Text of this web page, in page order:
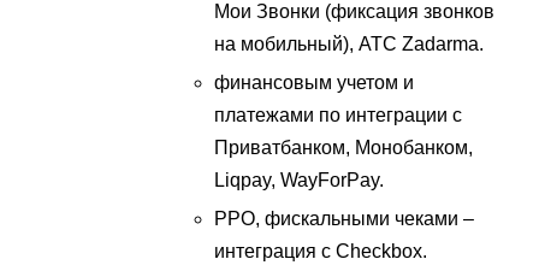
Мои Звонки (фиксация звонков
на мобильный), АТС Zadarma.
финансовым учетом и
платежами по интеграции с
Приватбанком, Монобанком,
Liqpay, WayForPay.
РРО, фискальными чеками –
интеграция с Checkbox.